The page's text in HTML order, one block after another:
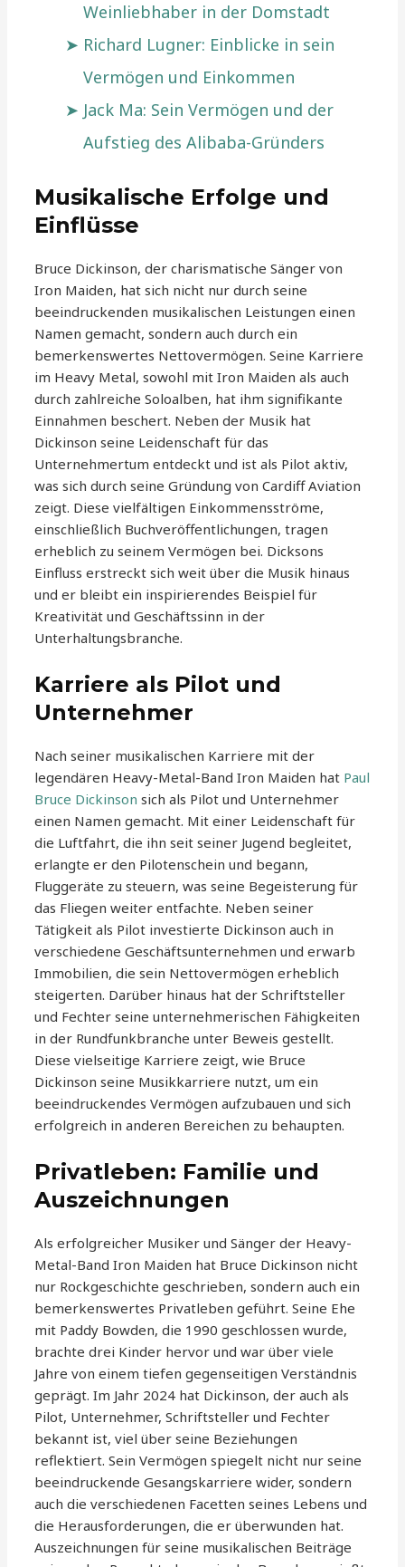
Weinliebhaber in der Domstadt
Richard Lugner: Einblicke in sein
Vermögen und Einkommen
Jack Ma: Sein Vermögen und der
Aufstieg des Alibaba-Gründers
Musikalische Erfolge und
Einflüsse
Bruce Dickinson, der charismatische Sänger von
Iron Maiden, hat sich nicht nur durch seine
beeindruckenden musikalischen Leistungen einen
Namen gemacht, sondern auch durch ein
bemerkenswertes Nettovermögen. Seine Karriere
im Heavy Metal, sowohl mit Iron Maiden als auch
durch zahlreiche Soloalben, hat ihm signifikante
Einnahmen beschert. Neben der Musik hat
Dickinson seine Leidenschaft für das
Unternehmertum entdeckt und ist als Pilot aktiv,
was sich durch seine Gründung von Cardiff Aviation
zeigt. Diese vielfältigen Einkommensströme,
einschließlich Buchveröffentlichungen, tragen
erheblich zu seinem Vermögen bei. Dicksons
Einfluss erstreckt sich weit über die Musik hinaus
und er bleibt ein inspirierendes Beispiel für
Kreativität und Geschäftssinn in der
Unterhaltungsbranche.
Karriere als Pilot und
Unternehmer
Nach seiner musikalischen Karriere mit der
legendären Heavy-Metal-Band Iron Maiden hat Paul
Bruce Dickinson sich als Pilot und Unternehmer
einen Namen gemacht. Mit einer Leidenschaft für
die Luftfahrt, die ihn seit seiner Jugend begleitet,
erlangte er den Pilotenschein und begann,
Fluggeräte zu steuern, was seine Begeisterung für
das Fliegen weiter entfachte. Neben seiner
Tätigkeit als Pilot investierte Dickinson auch in
verschiedene Geschäftsunternehmen und erwarb
Immobilien, die sein Nettovermögen erheblich
steigerten. Darüber hinaus hat der Schriftsteller
und Fechter seine unternehmerischen Fähigkeiten
in der Rundfunkbranche unter Beweis gestellt.
Diese vielseitige Karriere zeigt, wie Bruce
Dickinson seine Musikkarriere nutzt, um ein
beeindruckendes Vermögen aufzubauen und sich
erfolgreich in anderen Bereichen zu behaupten.
Privatleben: Familie und
Auszeichnungen
Als erfolgreicher Musiker und Sänger der Heavy-
Metal-Band Iron Maiden hat Bruce Dickinson nicht
nur Rockgeschichte geschrieben, sondern auch ein
bemerkenswertes Privatleben geführt. Seine Ehe
mit Paddy Bowden, die 1990 geschlossen wurde,
brachte drei Kinder hervor und war über viele
Jahre von einem tiefen gegenseitigen Verständnis
geprägt. Im Jahr 2024 hat Dickinson, der auch als
Pilot, Unternehmer, Schriftsteller und Fechter
bekannt ist, viel über seine Beziehungen
reflektiert. Sein Vermögen spiegelt nicht nur seine
beeindruckende Gesangskarriere wider, sondern
auch die verschiedenen Facetten seines Lebens und
die Herausforderungen, die er überwunden hat.
Auszeichnungen für seine musikalischen Beiträge